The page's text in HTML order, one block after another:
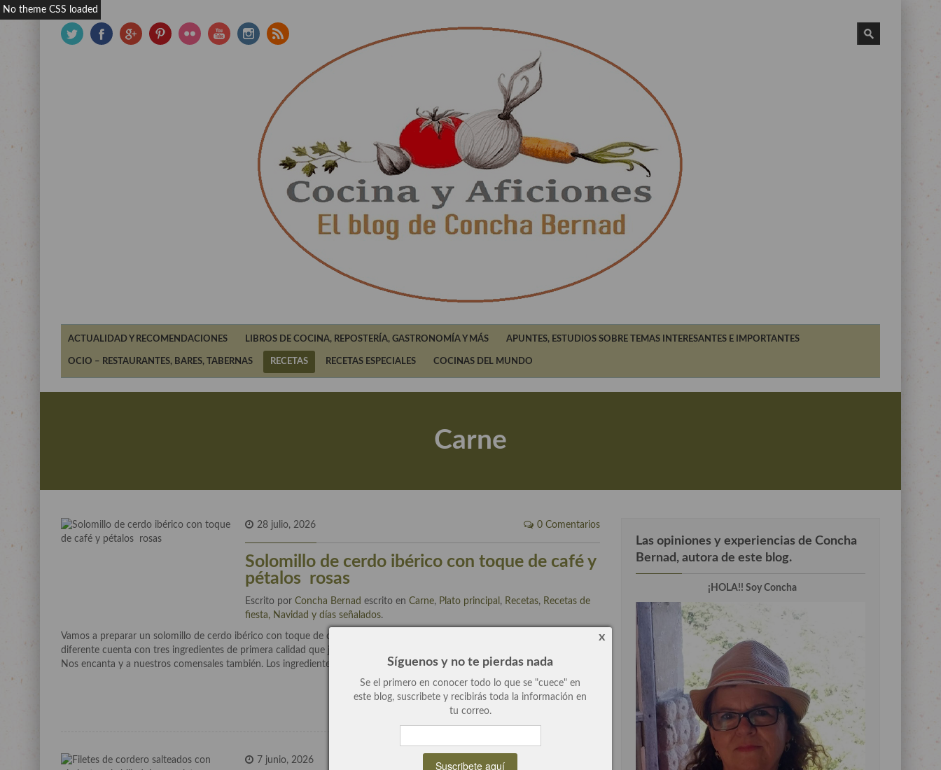
ACTUALIDAD Y RECOMENDACIONES LIBROS DE COCINA, REPOSTERÍA, GASTRONOMÍA Y MÁS APUNTES, ESTUDIOS SOBRE TEMAS INTERESANTES E IMPORTANTES
OCIO – RESTAURANTES, BARES, TABERNAS RECETAS RECETAS ESPECIALES COCINAS DEL MUNDO
Carne
28 julio, 2026 0 Comentarios
Solomillo de cerdo ibérico con toque de café y
pétalos rosas
Escrito porConcha Bernad escrito enCarne, Plato principal , Recetas, Recetas de
fiesta, Navidad y días señalados.
Vamos a preparar un solomillo de cerdo ibérico con toque de café y pétalos rosas, lo vamos a cocinar de una manera
diferente cuenta con tres ingredientes de primera calidad que juntos van a formar una armonía culinaria de primer grado.
Nos encanta y a nuestros comensales también. Los ingredientes de mi solomillo ibérico El […]
Leer más
7 junio, 2026
Las opiniones y experiencias de Concha
Bernad, autora de este blog.
¡HOLA!! Soy Concha
x
Síguenos y no te pierdas nada
Se el primero en conocer todo lo que se "cuece" en
este blog, suscribete y recibirás toda la información en
tu correo.
No theme CSS loaded